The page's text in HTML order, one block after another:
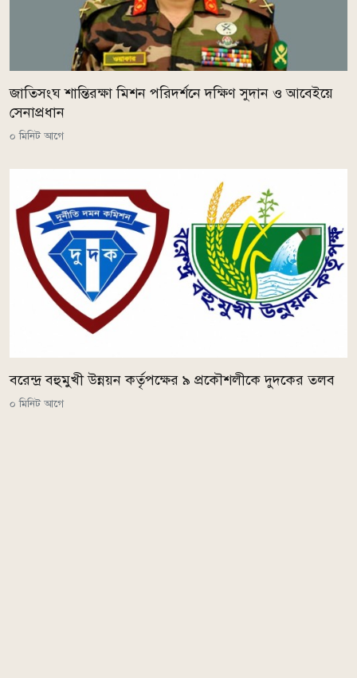
জাতিসংঘ শান্তিরক্ষা মিশন পরিদর্শনে দক্ষিণ সুদান ও আবেইয়ে
সেনাপ্রধান
০ মিনিট আগে
বরেন্দ্র বহুমুখী উন্নয়ন কর্তৃপক্ষের ৯ প্রকৌশলীকে দুদকের তলব
০ মিনিট আগে